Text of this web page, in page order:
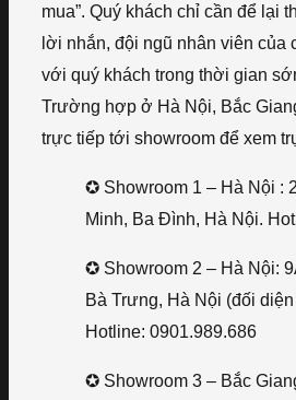
mua”. Quý khách chỉ cần để lại
lời nhắn, đội ngũ nhân viên của
với quý khách trong thời gian
Trường hợp ở Hà Nội, Bắc
trực tiếp tới showroom để xem
✪ Showroom 1 – Hà Nội :
Minh, Ba Đình, Hà Nội.
✪ Showroom 2 – Hà Nội:
Bà Trưng, Hà Nội (đối
Hotline: 0901.989.686
✪ Showroom 3 – Bắc